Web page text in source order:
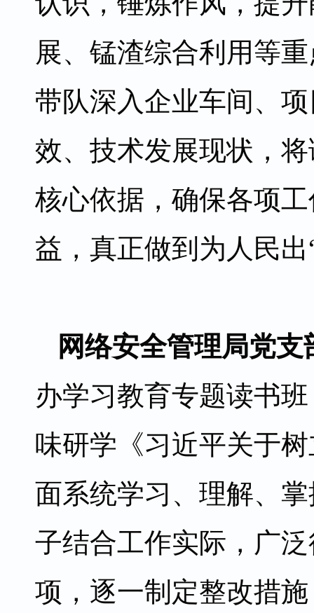
展、锰渣综合利用等
带队深入企业车间、
效、技术发展现状，
核心依据，确保各项
益，真正做到为人民
网络安全管理局党支
办学习教育专题读书
味研学《习近平关于
面系统学习、理解、
子结合工作实际，广
项，逐一制定整改措